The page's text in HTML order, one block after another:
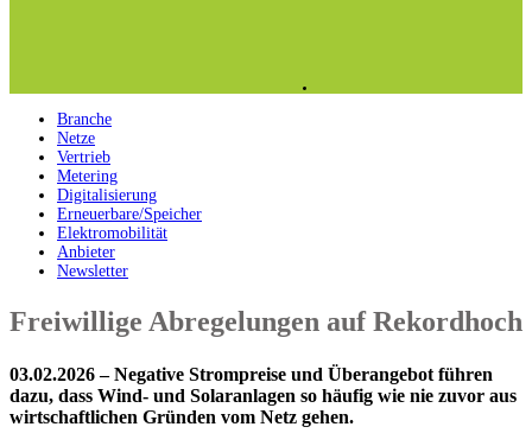
Branche
Netze
Vertrieb
Metering
Digitalisierung
Erneuerbare/Speicher
Elektromobilität
Anbieter
Newsletter
Freiwillige Abregelungen auf Rekordhoch
03.02.2026 – Negative Strompreise und Überangebot führen
dazu, dass Wind- und Solaranlagen so häufig wie nie zuvor aus
wirtschaftlichen Gründen vom Netz gehen.